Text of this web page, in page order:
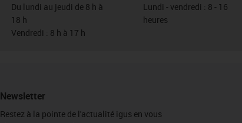
Du lundi au jeudi de 8 h à
18 h
Vendredi : 8 h à 17 h
Lundi - vendredi : 8 - 16
heures
Newsletter
Restez à la pointe de l'actualité igus en vous